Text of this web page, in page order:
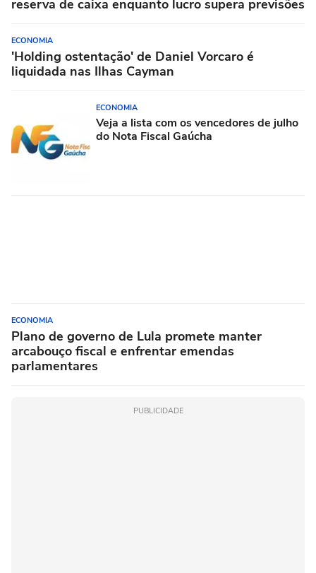
reserva de caixa enquanto lucro supera previsões
ECONOMIA
'Holding ostentação' de Daniel Vorcaro é
liquidada nas Ilhas Cayman
ECONOMIA
Veja a lista com os vencedores de julho
do Nota Fiscal Gaúcha
ECONOMIA
Plano de governo de Lula promete manter
arcabouço fiscal e enfrentar emendas
parlamentares
PUBLICIDADE